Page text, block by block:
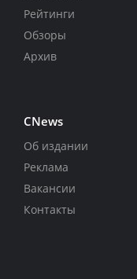
Рейтинги
Обзоры
Архив
CNews
Об издании
Реклама
Вакансии
Контакты